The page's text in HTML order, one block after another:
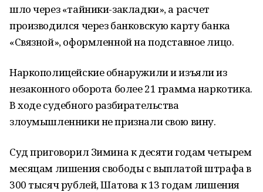
шло через «тайники-закладки», а расчет
производился через банковскую карту банка
«Связной», оформленной на подставное лицо.
Наркополицейские обнаружили и изъяли из
незаконного оборота более 21 грамма наркотика.
В ходе судебного разбирательства
злоумышленники не признали свою вину.
Суд приговорил Зимина к десяти годам четырем
месяцам лишения свободы с выплатой штрафа в
300 тысяч рублей, Шатова к 13 годам лишения